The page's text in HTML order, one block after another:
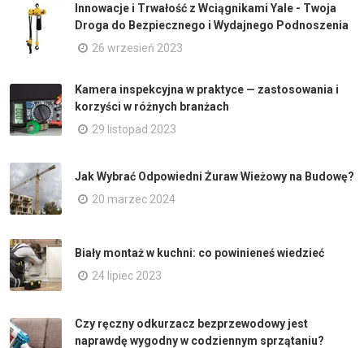
Innowacje i Trwałość z Wciągnikami Yale - Twoja
Droga do Bezpiecznego i Wydajnego Podnoszenia
26 wrzesień 2023
Kamera inspekcyjna w praktyce — zastosowania i
korzyści w różnych branżach
29 listopad 2023
Jak Wybrać Odpowiedni Żuraw Wieżowy na Budowę?
20 marzec 2024
Biały montaż w kuchni: co powinieneś wiedzieć
24 lipiec 2023
Czy ręczny odkurzacz bezprzewodowy jest
naprawdę wygodny w codziennym sprzątaniu?